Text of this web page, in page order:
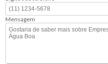
Mensagem